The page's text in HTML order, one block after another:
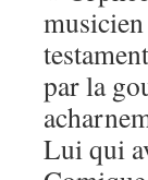
par la
Lui qui